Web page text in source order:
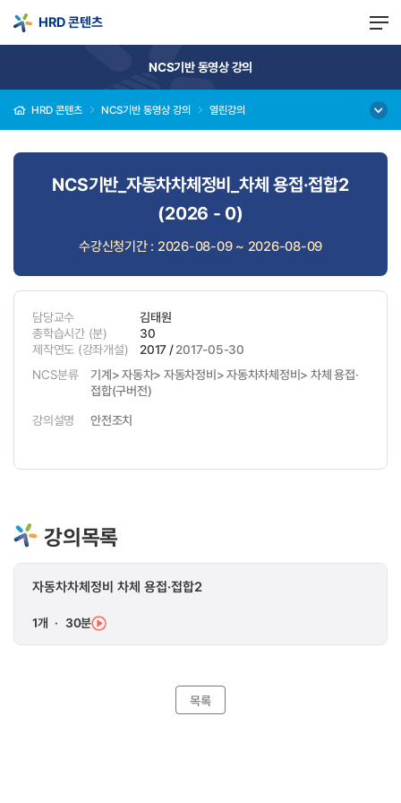
HRD 콘텐츠
NCS기반 동영상 강의
HRD 콘텐츠 NCS기반 동영상 강의 열린강의
NCS기반_자동차차체정비_차체 용접·접합2
(2026 - 0)
수강신청기간 : 2026-08-09 ~ 2026-08-09
담당교수
김태원
총학습시간 (분)
30
제작연도 (강좌개설) 2017 /2017-05-30
NCS분류
기계> 자동차> 자동차정비> 자동차차체정비> 차체 용접·
접합(구버전)
강의설명 안전조치
강의목록
자동차차체정비 차체 용접·접합2
1개 · 30분
목록